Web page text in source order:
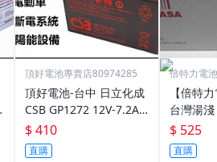
頂好電池專賣店80974285
頂好電池-台中 日立化成
CSB GP1272 12V-7.2AH
免保養鉛酸密閉電池 同
NP7-12
$ 410
直購
倍特力電
【倍特
台灣湯
AH 飛瑞
電池
$ 525
直購